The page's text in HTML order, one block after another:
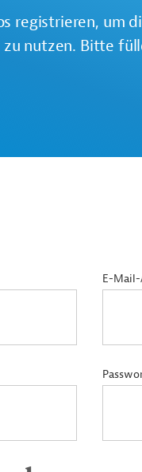
registrieren, um
nutzen. Bitte
E-Mail-